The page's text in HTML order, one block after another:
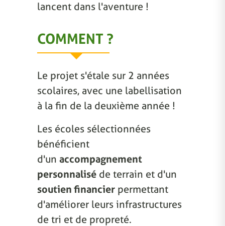
lancent dans l'aventure !
COMMENT ?
Le projet s'étale sur 2 années
scolaires, avec une labellisation
à la fin de la deuxième année !
Les écoles sélectionnées
bénéficient
d'un accompagnement
personnalisé de terrain et d'un
soutien financier permettant
d'améliorer leurs infrastructures
de tri et de propreté.